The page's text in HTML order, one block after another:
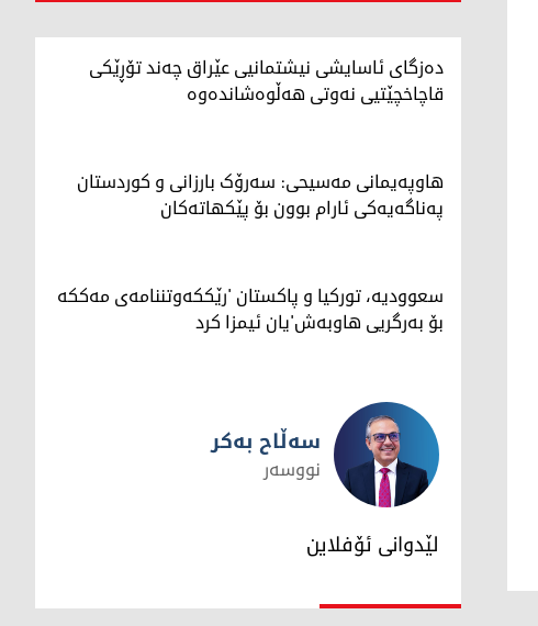
دەزگای ئاسایشی نیشتمانیی عێراق چەند تۆڕێکی
قاچاخچێتیی نەوتی هەڵوەشاندەوە
هاوپەیمانی مەسیحی: سەرۆک بارزانی و کوردستان
په‌ناگه‌یه‌كی ئارام بوون بۆ پێکهاتەکان
سعوودیە، تورکیا و پاکستان 'رێککەوتننامەی مەککە
بۆ بەرگریی هاوبەش'یان ئیمزا کرد
سەڵاح بەکر
سەڵاح بەکر
نووسەر
لێدوانی ئۆفلاین